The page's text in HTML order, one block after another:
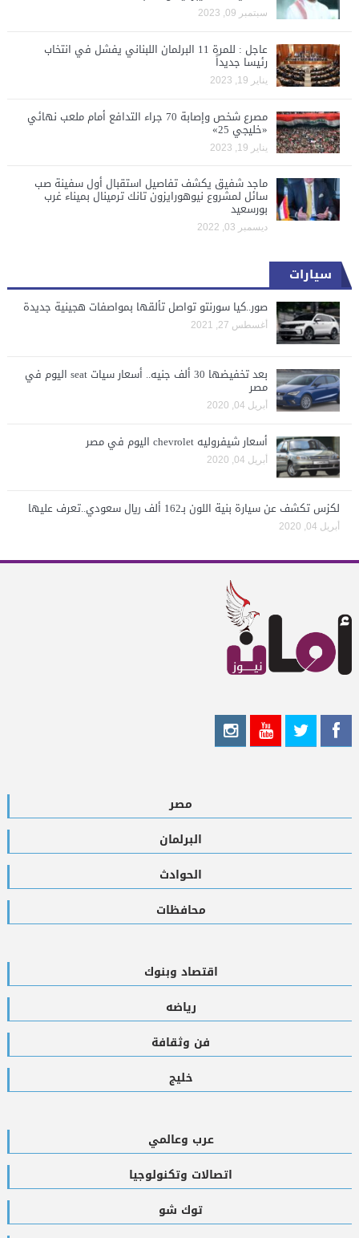
سبتمبر 09, 2023
عاجل : للمرة 11 البرلمان اللبناني يفشل في انتخاب
رئيسا جديداً
يناير 19, 2023
مصرع شخص وإصابة 70 جراء التدافع أمام ملعب نهائي
«خليجي 25»
يناير 19, 2023
ماجد شفيق يكشف تفاصيل استقبال أول سفينة صب
سائل لمشروع نيوهورايزون تانك ترمينال بميناء غرب
بورسعيد
ديسمبر 03, 2022
سيارات
صور..كيا سورنتو تواصل تألقها بمواصفات هجينية جديدة
أغسطس 27, 2021
بعد تخفيضها 30 ألف جنيه.. أسعار سيات seat اليوم في
مصر
أبريل 04, 2020
أسعار شيفروليه chevrolet اليوم في مصر
أبريل 04, 2020
لكزس تكشف عن سيارة بنية اللون بـ162 ألف ريال سعودي..تعرف عليها
أبريل 04, 2020
مصر
البرلمان
الحوادث
محافظات
اقتصاد وبنوك
رياضه
فن وثقافة
خليج
عرب وعالمي
اتصالات وتكنولوجيا
توك شو